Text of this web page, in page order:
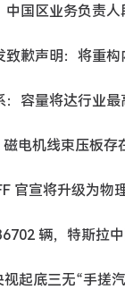
国区业务负责
歉声明：将重
容量将达行业
电机线束压板
官宣将升级为物
辆，特斯拉
起底三无“手搓